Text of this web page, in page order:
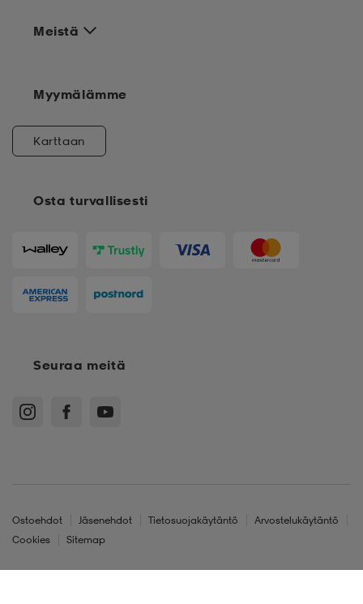
Meistä
Osta turvallisesti
Myymälämme
Karttaan
Seuraa meitä
Ostoehdot Jäsenehdot Tietosuojakäytäntö
Arvostelukäytäntö
Cookies
Sitemap